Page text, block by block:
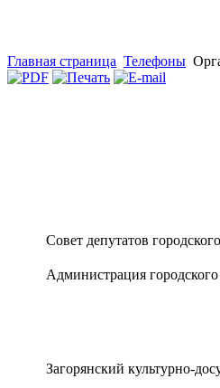
Главная страница Телефоны
Совет депутатов
Администрация
Загорянский культурно-